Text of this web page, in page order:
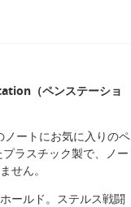
（ペンステーショ
ートにお気に入りのペ
ラスチック製で、ノー
せん。
ールド。ステルス戦闘